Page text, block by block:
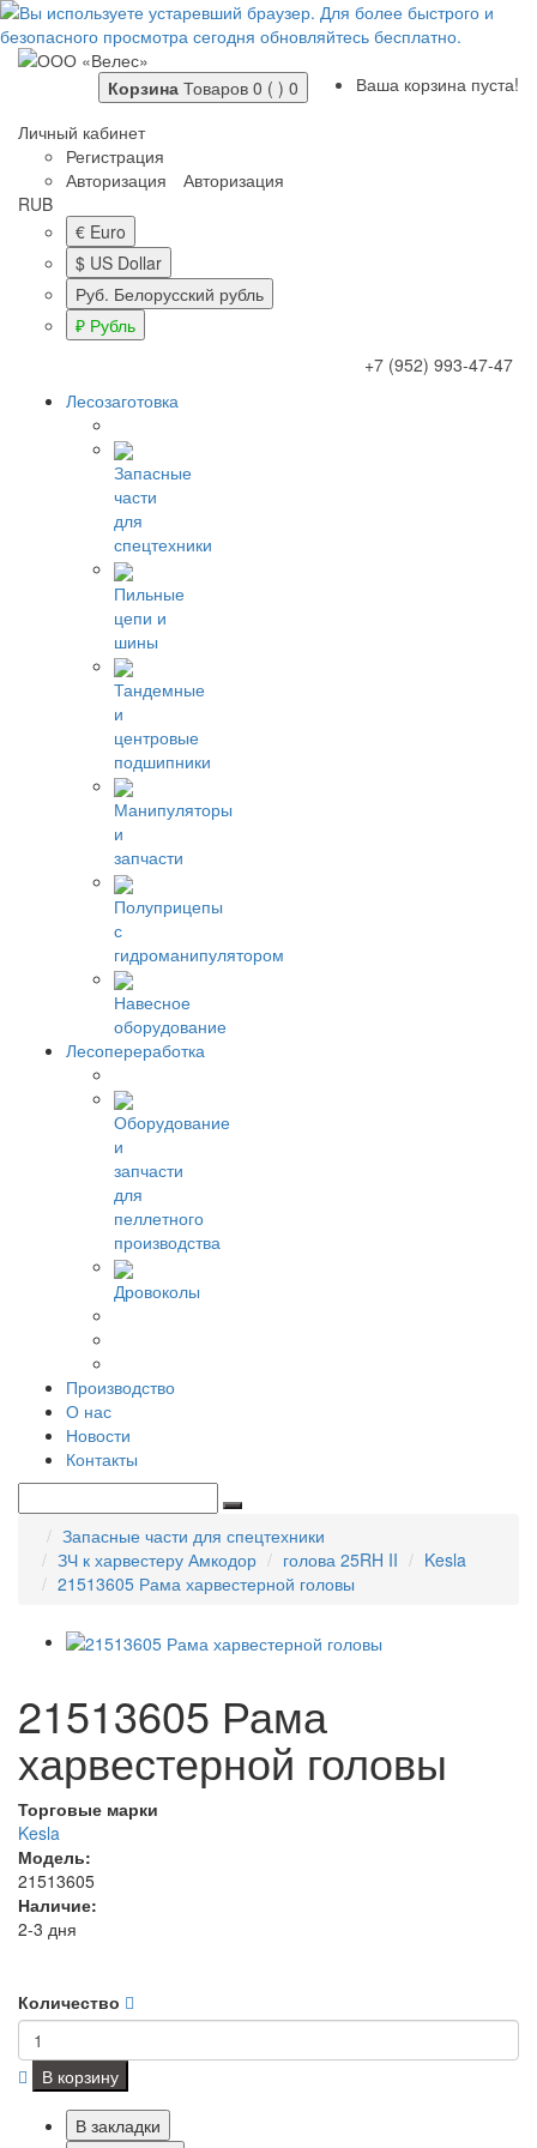
Корзина Товаров 0 ( ) 0
Ваша корзина пуста!
Личный кабинет
Регистрация
Авторизация
Авторизация
RUB
€ Euro
$ US Dollar
Руб. Белорусский рубль
₽ Рубль
+7 (952) 993-47-47
Лесозаготовка
Запасные
части
для
спецтехники
Пильные
цепи и
шины
Тандемные
и
центровые
подшипники
Манипуляторы
и
запчасти
Полуприцепы
с
гидроманипулятором
Навесное
оборудование
Лесопереработка
Оборудование
и
запчасти
для
пеллетного
производства
Дровоколы
Производство
О нас
Новости
Контакты
Запасные части для спецтехники
ЗЧ к харвестеру Амкодор
голова 25RH II
Kesla
21513605 Рама харвестерной головы
21513605 Рама
харвестерной головы
Торговые марки
Kesla
Модель:
21513605
Наличие:
2-3 дня
Количество
В корзину
В закладки